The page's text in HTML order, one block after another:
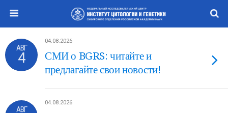
АВГ
4
04.08.2026
СМИ о BGRS: читайте и
предлагайте свои новости!
АВГ
04.08.2026